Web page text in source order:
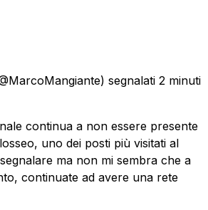
segnalati 2 minuti
continua a non essere presente
uno dei posti più visitati al
ma non mi sembra che a
continuate ad avere una rete